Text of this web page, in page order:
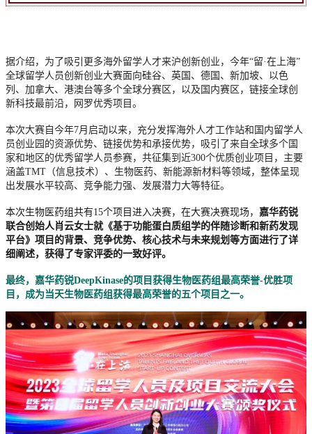
据介绍，为了吸引更多海外留学人才来沪创新创业，今年“留·在上海”
全球留学人员创新创业大赛面向硅谷、英国、德国、新加坡、以色
列、加拿大、港澳台等多个全球分赛区，以及国内赛区，链接全球创
新科技最前沿，网罗优秀项目。
本次大赛自今年7月启动以来，充分发挥海外人才工作站和国内留学人
员创业园的资源优势、链接优势和承接优势，吸引了来自全球多个国
家和地区的优秀留学人员参赛，共征集到近300个优质创业项目，主要
涵盖TMT（信息技术）、生物医药、新能源新材料等领域，整体呈现
出发展水平较高、竞争能力强、发展潜力大等特征。
本次生物医药组共有15个项目进入决赛， 在大赛决赛现场， 嘉华药锐
联合创始人肖云女士就 《基于功能蛋白质组学的伴随诊断和新药发现
平台》 项目的背景、竞争优势、核心技术与未来规划等方面进行了详
细阐述，获得了专家评委的一致好评。
最终，嘉华药锐DeepKinase的项目获得生物医药组最高荣誉-优胜项
目，成为当天生物医药组获得最高荣誉的五个项目之一。